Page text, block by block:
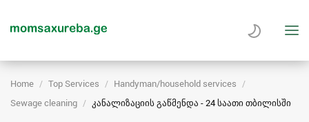
Home Top Services
Handyman/household services
Sewage cleaning
კანალიზაციის გაწმენდა - 24 საათი თბილისში